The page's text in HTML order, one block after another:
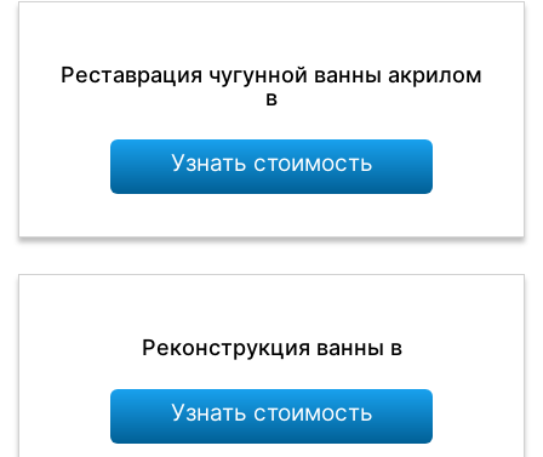
Реставрация чугунной ванны акрилом
в
Узнать стоимость
Реконструкция ванны в
Узнать стоимость